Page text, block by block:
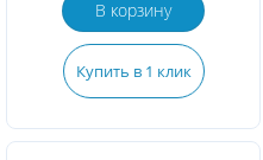
В корзину
Купить в 1 клик